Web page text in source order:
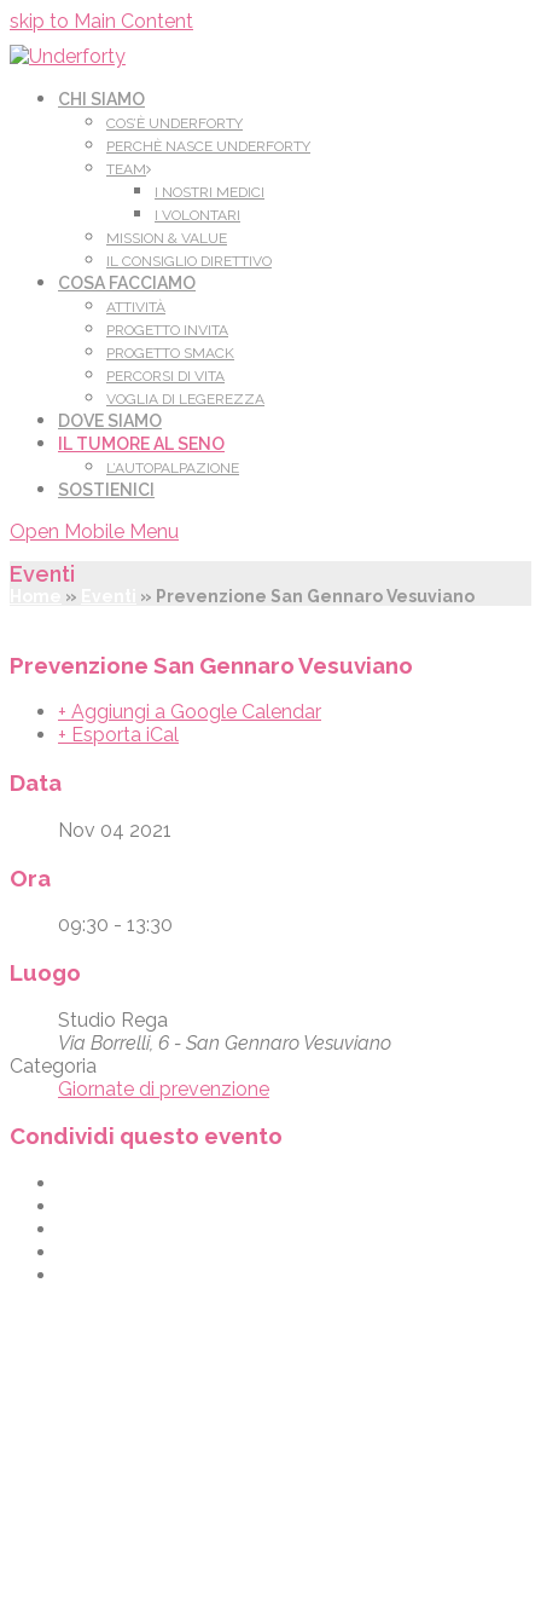
skip to Main Content
CHI SIAMO
COS’È UNDERFORTY
PERCHÈ NASCE UNDERFORTY
TEAM
I NOSTRI MEDICI
I VOLONTARI
MISSION & VALUE
IL CONSIGLIO DIRETTIVO
COSA FACCIAMO
ATTIVITÀ
PROGETTO INVITA
PROGETTO SMACK
PERCORSI DI VITA
VOGLIA DI LEGEREZZA
DOVE SIAMO
IL TUMORE AL SENO
L’AUTOPALPAZIONE
SOSTIENICI
Open Mobile Menu
Eventi
» » Prevenzione San Gennaro Vesuviano
Prevenzione San Gennaro Vesuviano
+ Aggiungi a Google Calendar
+ Esporta iCal
Data
Nov 04 2021
Ora
09:30 - 13:30
Luogo
Studio Rega
Via Borrelli, 6 - San Gennaro Vesuviano
Categoria
Giornate di prevenzione
Condividi questo evento